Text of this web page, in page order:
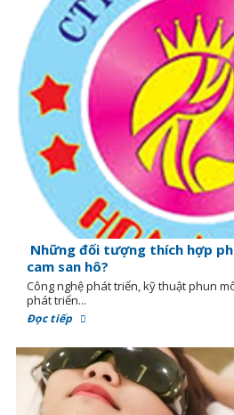
Những đối tượng thích hợp
cam san hô?
Công nghệ phát triển, kỹ thuật phun
phát triển...
Đọc tiếp